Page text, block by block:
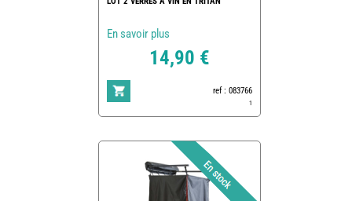
En savoir plus
14,90 €
ref : 083766
1